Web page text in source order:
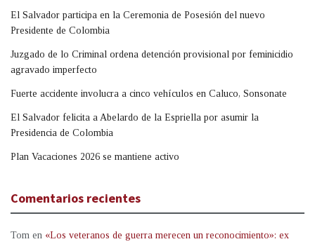
El Salvador participa en la Ceremonia de Posesión del nuevo
Presidente de Colombia
Juzgado de lo Criminal ordena detención provisional por feminicidio
agravado imperfecto
Fuerte accidente involucra a cinco vehículos en Caluco, Sonsonate
El Salvador felicita a Abelardo de la Espriella por asumir la
Presidencia de Colombia
Plan Vacaciones 2026 se mantiene activo
Comentarios recientes
Tom en «Los veteranos de guerra merecen un reconocimiento»: ex